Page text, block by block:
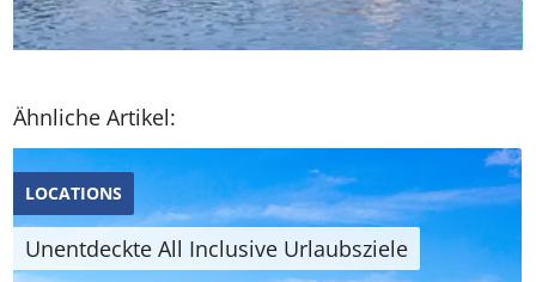
Ähnliche Artikel:
LOCATIONS
Unentdeckte All Inclusive Urlaubsziele